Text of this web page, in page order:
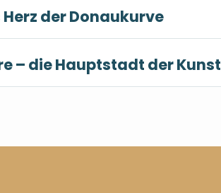
der Donaukurve
– die Hauptstadt der Kunst